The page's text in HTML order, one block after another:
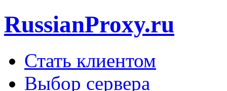
RussianProxy.ru
Стать клиентом
Выбор сервера